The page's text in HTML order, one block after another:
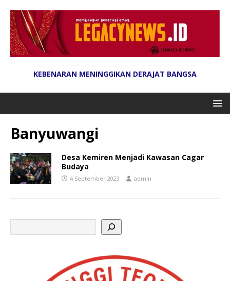
KEBENARAN MENINGGIKAN DERAJAT BANGSA
Banyuwangi
Desa Kemiren Menjadi Kawasan Cagar
Budaya
4 September 2023 admin